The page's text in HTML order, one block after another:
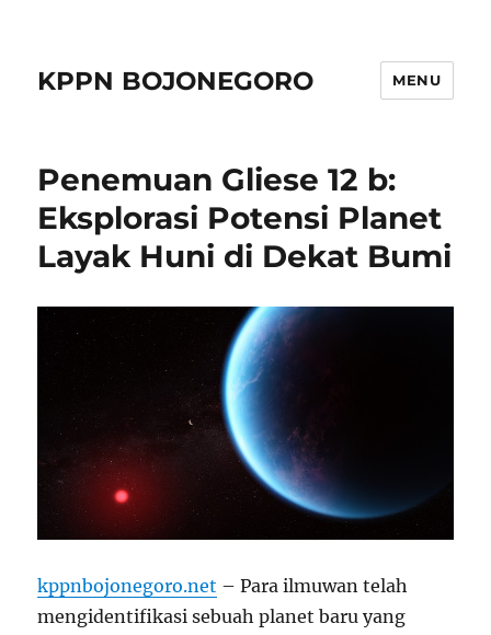
KPPN BOJONEGORO MENU
Penemuan Gliese 12 b:
Eksplorasi Potensi Planet
Layak Huni di Dekat Bumi
kppnbojonegoro.net – Para ilmuwan telah
mengidentifikasi sebuah planet baru yang